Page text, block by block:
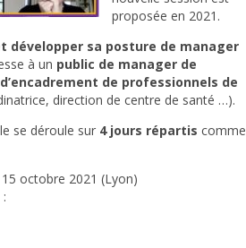
proposée en 2021.
développer sa posture de manager
à un public de manager de
de professionnels de
direction de centre de santé …).
se déroule sur 4 jours répartis comme
octobre 2021 (Lyon)
: